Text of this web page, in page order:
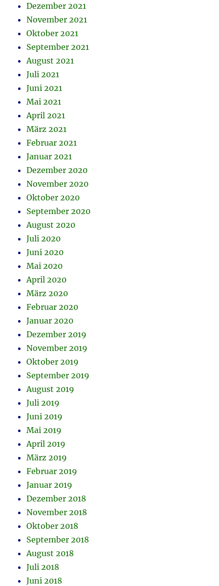
Dezember 2021
November 2021
Oktober 2021
September 2021
August 2021
Juli 2021
Juni 2021
Mai 2021
April 2021
März 2021
Februar 2021
Januar 2021
Dezember 2020
November 2020
Oktober 2020
September 2020
August 2020
Juli 2020
Juni 2020
Mai 2020
April 2020
März 2020
Februar 2020
Januar 2020
Dezember 2019
November 2019
Oktober 2019
September 2019
August 2019
Juli 2019
Juni 2019
Mai 2019
April 2019
März 2019
Februar 2019
Januar 2019
Dezember 2018
November 2018
Oktober 2018
September 2018
August 2018
Juli 2018
Juni 2018